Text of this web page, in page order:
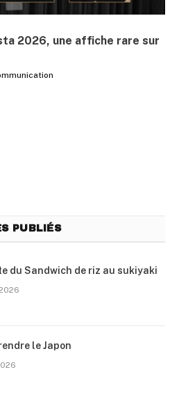
2026, une affiche rare sur
PUBLIÉS
du Sandwich de riz au sukiyaki
le Japon